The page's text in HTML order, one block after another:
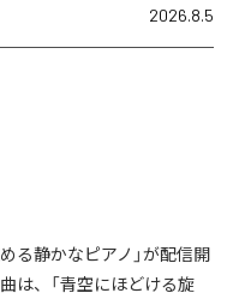
2026.8.5
る静かなピアノ」が配信開
は、「青空にほどける旋